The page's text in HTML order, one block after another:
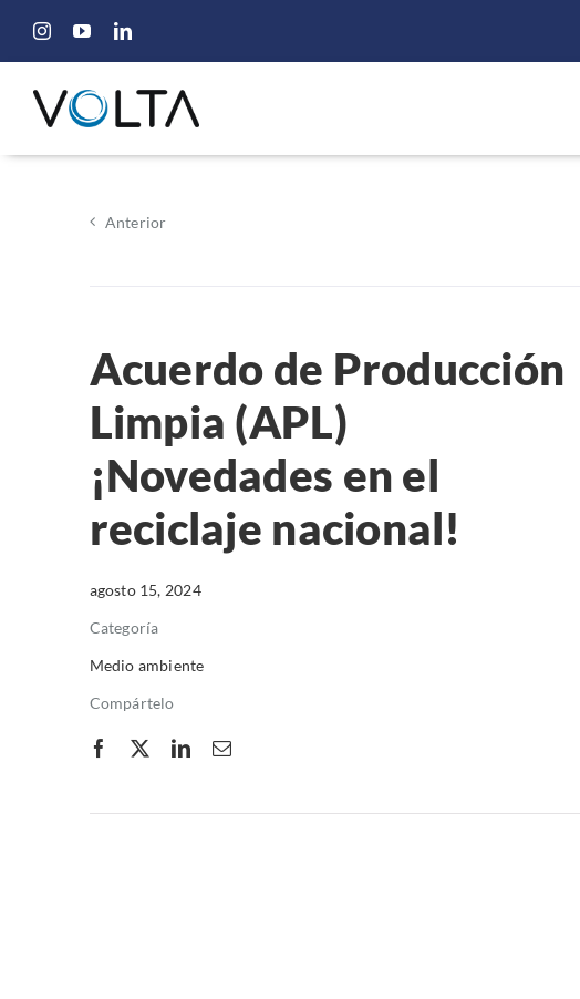
Anterior
Acuerdo de Producción
Limpia (APL)
¡Novedades en el
reciclaje nacional!
agosto 15, 2024
Categoría
Medio ambiente
Compártelo